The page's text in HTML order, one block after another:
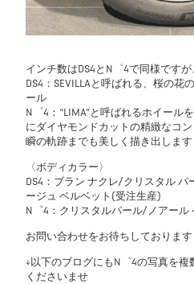
インチ数はDS4とN゜4で同様です
DS4：SEVILLAと呼ばれる、桜の花
ール
N゜4：“LIMA”と呼ばれるホイール
にダイヤモンドカットの精緻なコ
瞬の軌跡までも美しく描き出します
〈ボディカラー〉
DS4：ブラン ナクレ/クリスタル
ージュ ベルベット(受注生産)
N゜4：クリスタルパール/ノアール
お問い合わせをお待ちしております
↓以下のブログにもN゜4の写真を
くださいませ